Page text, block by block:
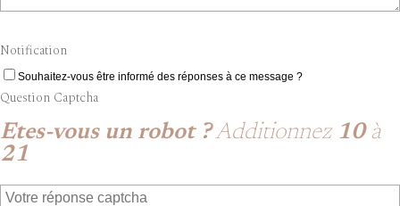
Notification
Souhaitez-vous être informé des réponses à ce message ?
Question Captcha
Etes-vous un robot ?Additionnez 10à
21